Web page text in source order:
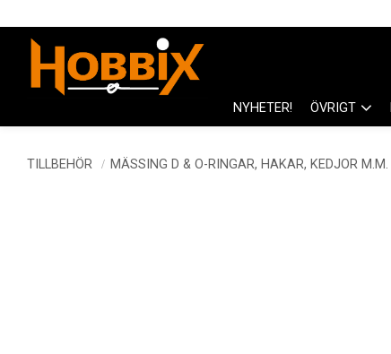
NYHETER! ÖVRIGT
TILLBEHÖR MÄSSING D & O-RINGAR, HAKAR, KEDJOR M.M.